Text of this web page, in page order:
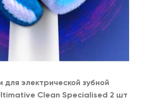
электрической зубной
Clean Specialised 2 шт